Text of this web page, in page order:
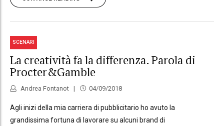
SCENARI
La creatività fa la differenza. Parola di
Procter&Gamble
Andrea Fontanot 04/09/2018
Agli inizi della mia carriera di pubblicitario ho avuto la
grandissima fortuna di lavorare su alcuni brand di